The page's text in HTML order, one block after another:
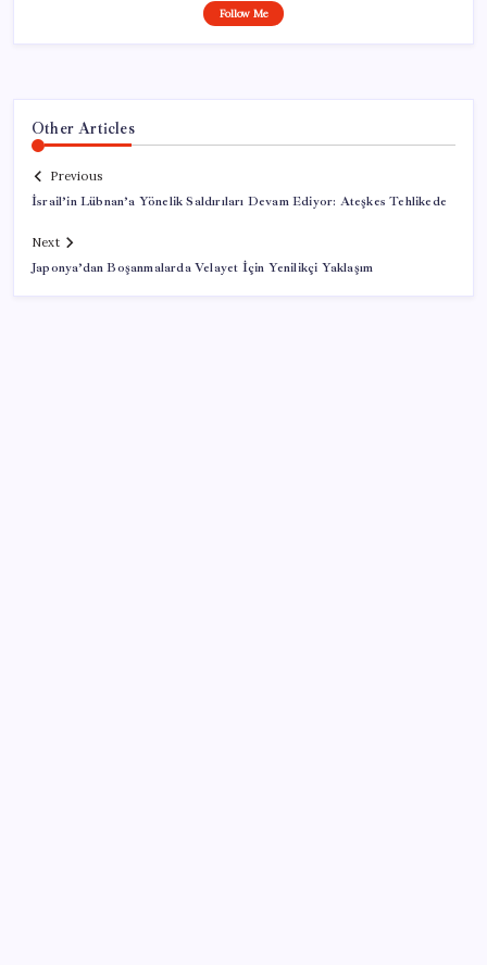
Follow Me
Other Articles
Previous
İsrail’in Lübnan’a Yönelik Saldırıları Devam Ediyor: Ateşkes Tehlikede
Next
Japonya’dan Boşanmalarda Velayet İçin Yenilikçi Yaklaşım